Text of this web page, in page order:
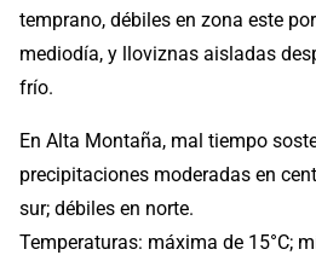
temprano, débiles en zona este
mediodía, y lloviznas aisladas
frío.
En Alta Montaña, mal tiempo
precipitaciones moderadas en
sur; débiles en norte.
Temperaturas: máxima de 15°C;